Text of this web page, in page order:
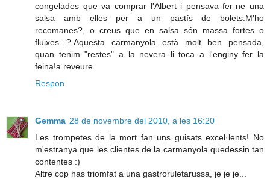
congelades que va comprar l'Albert i pensava fer-ne una
salsa amb elles per a un pastís de bolets.M'ho
recomanes?, o creus que en salsa són massa fortes..o
fluixes...?.Aquesta carmanyola està molt ben pensada,
quan tenim "restes" a la nevera li toca a l'enginy fer la
feina!a reveure.
Respon
Gemma 28 de novembre del 2010, a les 16:20
Les trompetes de la mort fan uns guisats excel·lents! No
m'estranya que les clientes de la carmanyola quedessin tan
contentes :)
Altre cop has triomfat a una gastroruletarussa, je je je...